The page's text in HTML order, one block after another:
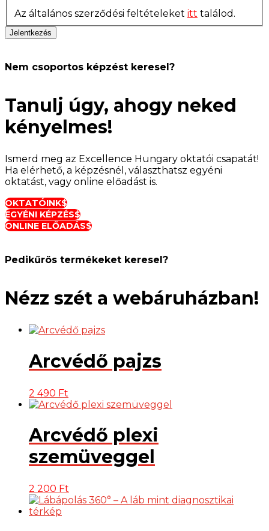
Az általános szerződési feltételeket itt találod.
Jelentkezés
Nem csoportos képzést keresel?
Tanulj úgy, ahogy neked
kényelmes!
Ismerd meg az Excellence Hungary oktatói csapatát!
Ha elérhető, a képzésnél, választhatsz egyéni
oktatást, vagy online előadást is.
OKTATÓINK
EGYÉNI KÉPZÉS
ONLINE ELŐADÁS
Pedikűrös termékeket keresel?
Nézz szét a webáruházban!
Arcvédő pajzs
2 490 Ft
Arcvédő plexi
szemüveggel
2 200 Ft